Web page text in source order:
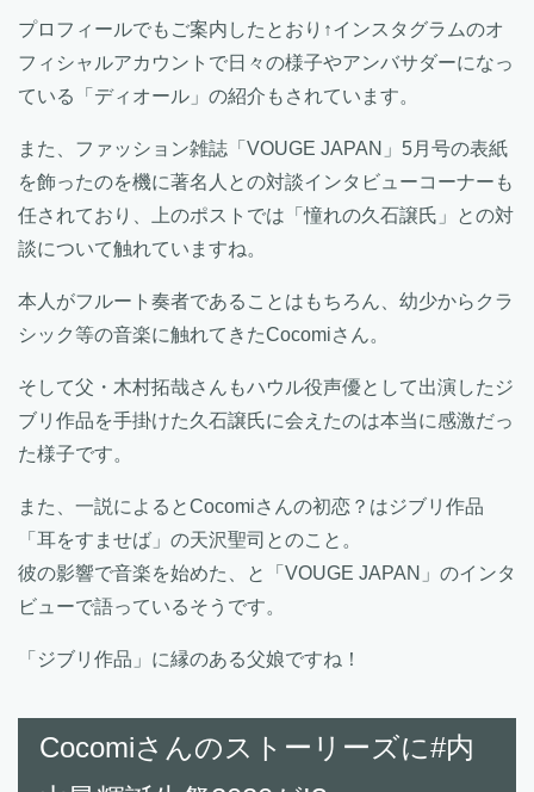
プロフィールでもご案内したとおり↑インスタグラムのオ
フィシャルアカウントで日々の様子やアンバサダーになっ
ている「ディオール」の紹介もされています。
また、ファッション雑誌「VOUGE JAPAN」5月号の表紙
を飾ったのを機に著名人との対談インタビューコーナーも
任されており、上のポストでは「憧れの久石譲氏」との対
談について触れていますね。
本人がフルート奏者であることはもちろん、幼少からクラ
シック等の音楽に触れてきたCocomiさん。
そして父・木村拓哉さんもハウル役声優として出演したジ
ブリ作品を手掛けた久石譲氏に会えたのは本当に感激だっ
た様子です。
また、一説によるとCocomiさんの初恋？はジブリ作品
「耳をすませば」の天沢聖司とのこと。
彼の影響で音楽を始めた、と「VOUGE JAPAN」のインタ
ビューで語っているそうです。
「ジブリ作品」に縁のある父娘ですね！
Cocomiさんのストーリーズに#内